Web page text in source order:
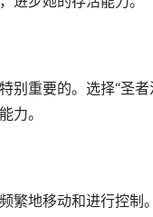
别重要的。选择“圣
力。
繁地移动和进行控制